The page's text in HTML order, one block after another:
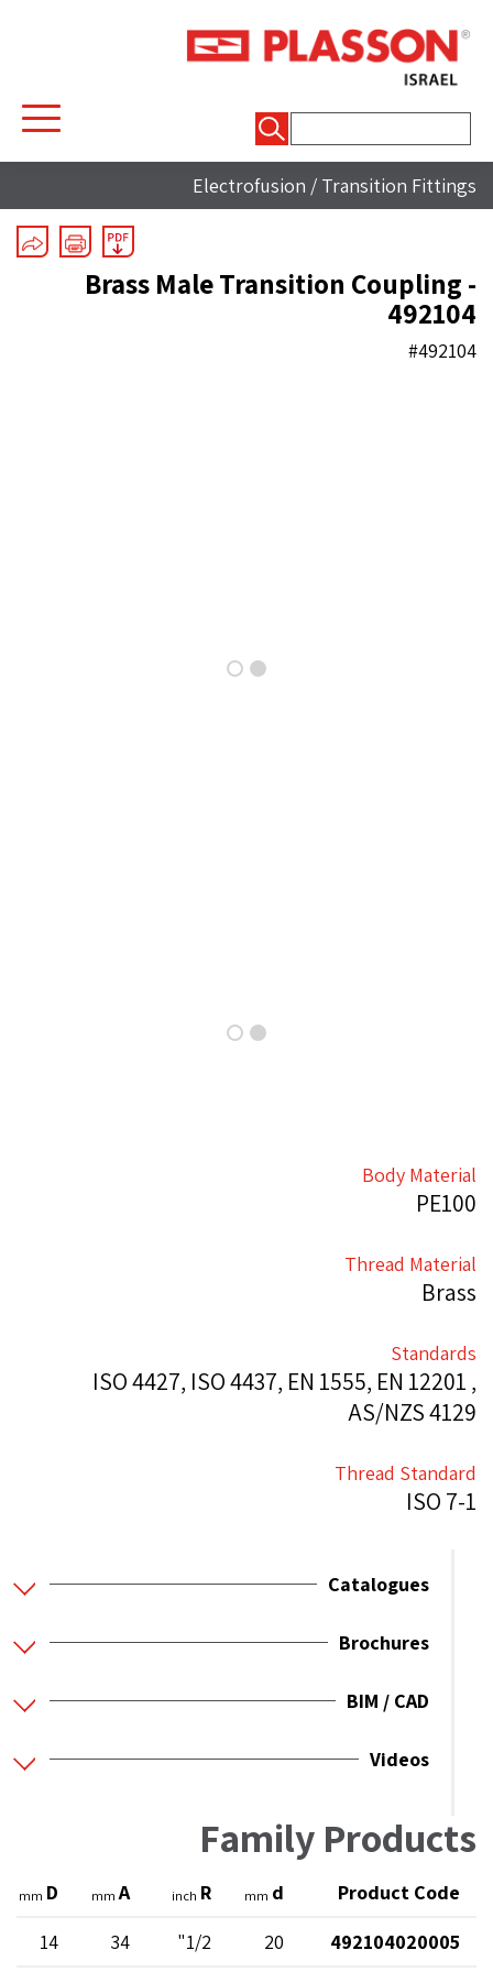
Electrofusion / Transition Fittings
Brass Male Transition Coupling -
492104
#492104
Body Material
PE100
Thread Material
Brass
Standards
ISO 4427, ISO 4437, EN 1555, EN 12201 ,
AS/NZS 4129
Thread Standard
ISO 7-1
Catalogues
Brochures
BIM / CAD
Videos
Family Products
Product Code
d
mm
R
inch
A
mm
D
mm
492104020005
20
1/2"
34
14